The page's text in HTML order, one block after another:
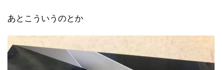
あとこういうのとか